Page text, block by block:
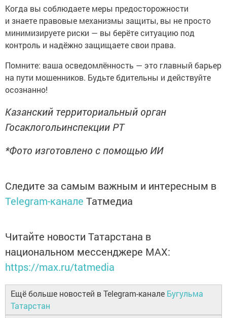
Когда вы соблюдаете меры предосторожности
и знаете правовые механизмы защиты, вы не просто
минимизируете риски — вы берёте ситуацию под
контроль и надёжно защищаете свои права.
Помните: ваша осведомлённость — это главный барьер
на пути мошенников. Будьте бдительны и действуйте
осознанно!
Казанский территориальный орган
Госаклогольинспекции РТ
*Фото изготовлено с помощью ИИ
Следите за самым важным и интересным в
Telegram-канале Татмедиа
Читайте новости Татарстана в
национальном мессенджере MАХ:
https://max.ru/tatmedia
Ещё больше новостей в Telegram-канале Бугульма
Татарстан